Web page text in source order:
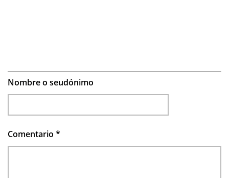
Nombre o seudónimo
Comentario *